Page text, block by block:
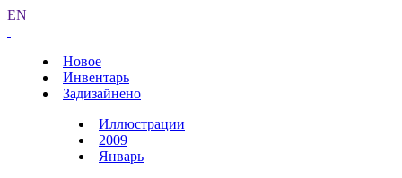
EN
Новое
Инвентарь
Задизайнено
Иллюстрации
2009
Январь